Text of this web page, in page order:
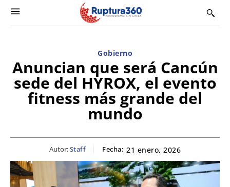
Gobierno
Anuncian que será Cancún
sede del HYROX, el evento
fitness más grande del
mundo
Autor:Staff Fecha: 21 enero, 2026